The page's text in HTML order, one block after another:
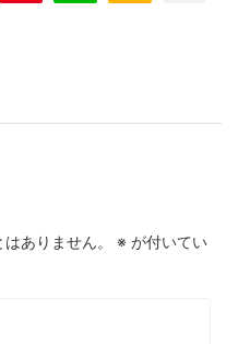
ありません。 ※ が付いてい